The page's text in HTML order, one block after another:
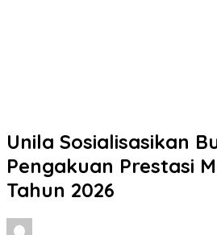
Unila Sosialisasikan
Pengakuan Prestasi
Tahun 2026